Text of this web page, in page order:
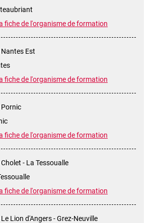
fiche de l'organisme de formation
Est
fiche de l'organisme de formation
Pornic
fiche de l'organisme de formation
- La Tessoualle
fiche de l'organisme de formation
Lion d'Angers - Grez-Neuville